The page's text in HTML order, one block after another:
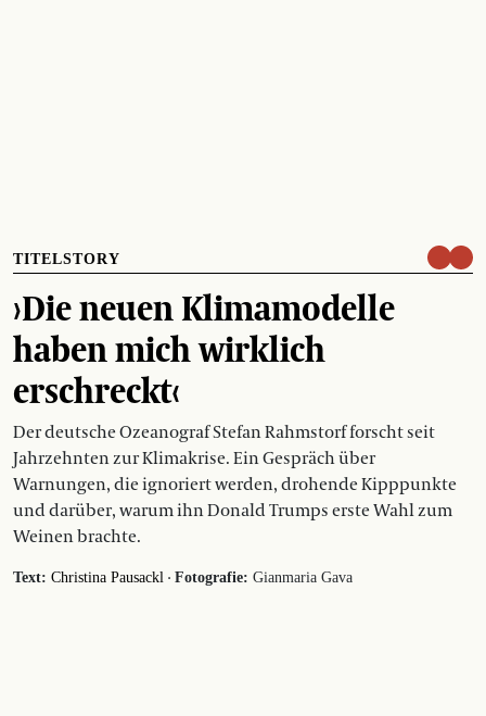
TITELSTORY
›Die neuen Klimamodelle
haben mich wirklich
erschreckt‹
Der deutsche Ozeanograf Stefan Rahmstorf forscht seit
Jahrzehnten zur Klimakrise. Ein Gespräch über
Warnungen, die ignoriert werden, drohende Kipppunkte
und darüber, warum ihn Donald Trumps erste Wahl zum
Weinen brachte.
Text: Christina Pausackl · Fotografie: Gianmaria Gava